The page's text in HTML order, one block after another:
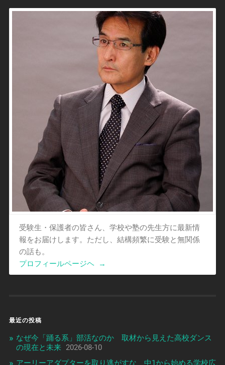
受験生・保護者の皆さん、学校や塾の先生方に最新情
報をお届けします。ただし、結構頻繁に受験と無関係
の話も。
プロフィールページヘ
→
最近の投稿
なぜ今「踊る系」部活なのか 取材から見えた高校ダンス
の現在と未来 2026-08-10
アーリーアダプターを取り逃がすな 中1から始める学校広